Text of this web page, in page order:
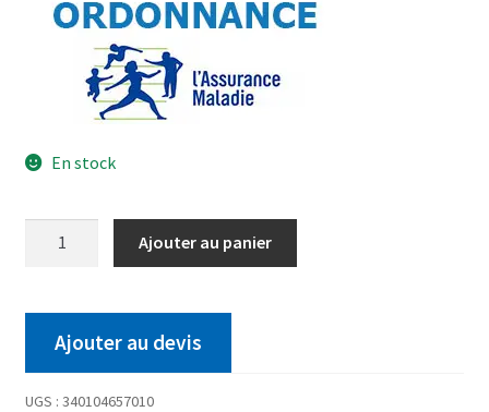
En stock
Ajouter au panier
Ajouter au devis
UGS : 340104657010